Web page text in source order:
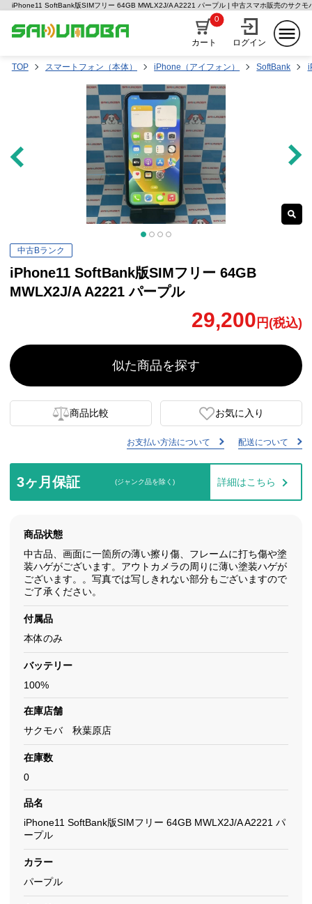
iPhone11 SoftBank版SIMフリー 64GB MWLX2J/A A2221 パープル | 中古スマホ販売のサクモ
カート
0
ログイン
TOP スマートフォン（本体） iPhone（アイフォン） SoftBank
中古Bランク
iPhone11 SoftBank版SIMフリー 64GB
MWLX2J/A A2221 パープル
29,200 円(税込)
似た商品を探す
商品比較 お気に入り
お支払い方法について 配送について
3ヶ月保証 (ジャンク品を除く) 詳細はこちら
商品状態
中古品、画面に一箇所の薄い擦り傷、フレームに打ち傷や塗
装ハゲがございます。アウトカメラの周りに薄い塗装ハゲが
ございます。。写真では写しきれない部分もございますので
ご了承ください。
付属品
本体のみ
バッテリー
100%
在庫店舗
サクモバ 秋葉原店
在庫数
0
品名
iPhone11 SoftBank版SIMフリー 64GB MWLX2J/A A2221 パ
ープル
カラー
パープル